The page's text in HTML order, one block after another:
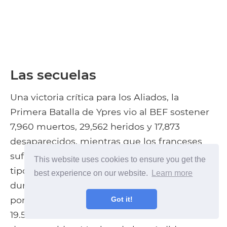
This website uses cookies to ensure you get the
best experience on our website.
Learn more
Got it!
Las secuelas
Una victoria crítica para los Aliados, la
Primera Batalla de Ypres vio al BEF sostener
7,960 muertos, 29,562 heridos y 17,873
desaparecidos, mientras que los franceses
sufrieron entre 50,000 y 85,000 bajas de todo
tipo. Al norte, los belgas sufrieron 21.562 bajas
durante la campaña. Las pérdidas alemanas
por sus esfuerzos en Flandes totalizaron
19.530 muertos, 83.520 heridos, 31.265